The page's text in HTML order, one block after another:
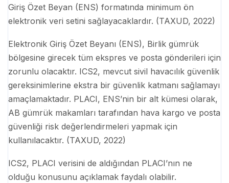
Giriş Özet Beyan (ENS) formatında minimum ön
elektronik veri setini sağlayacaklardır. (TAXUD, 2022)
Elektronik Giriş Özet Beyanı (ENS), Birlik gümrük
bölgesine girecek tüm ekspres ve posta gönderileri için
zorunlu olacaktır. ICS2, mevcut sivil havacılık güvenlik
gereksinimlerine ekstra bir güvenlik katmanı sağlamayı
amaçlamaktadır. PLACI, ENS’nin bir alt kümesi olarak,
AB gümrük makamları tarafından hava kargo ve posta
güvenliği risk değerlendirmeleri yapmak için
kullanılacaktır. (TAXUD, 2022)
ICS2, PLACI verisini de aldığından PLACI’nın ne
olduğu konusunu açıklamak faydalı olabilir.